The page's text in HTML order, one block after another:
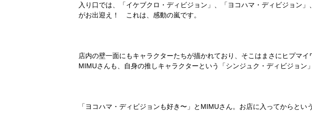
入り口では、「イケブクロ・ディビジョン」、「ヨコハマ・ディビジョン
がお出迎え！ これは、感動の嵐です。
店内の壁一面にもキャラクターたちが描かれており、そこはまさにヒプマ
MIMUさんも、自身の推しキャラクターという「シンジュク・ディビジョン
「ヨコハマ・ディビジョンも好き〜」とMIMUさん。お店に入ってからとい